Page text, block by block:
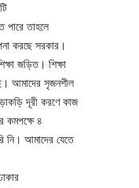
পারে তাহলে
করছে সরকার।
জড়িত। শিক্ষা
আমাদের সৃজনশীল
দূরী করণে কাজ
কমপক্ষে ৪
নি। আমাদের যেতে